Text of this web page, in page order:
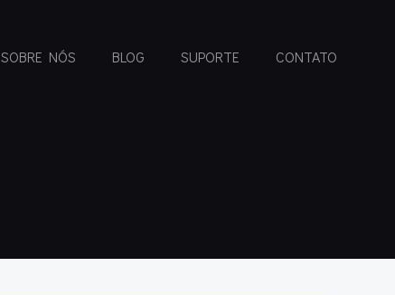
SOBRE NÓS BLOG SUPORTE CONTATO